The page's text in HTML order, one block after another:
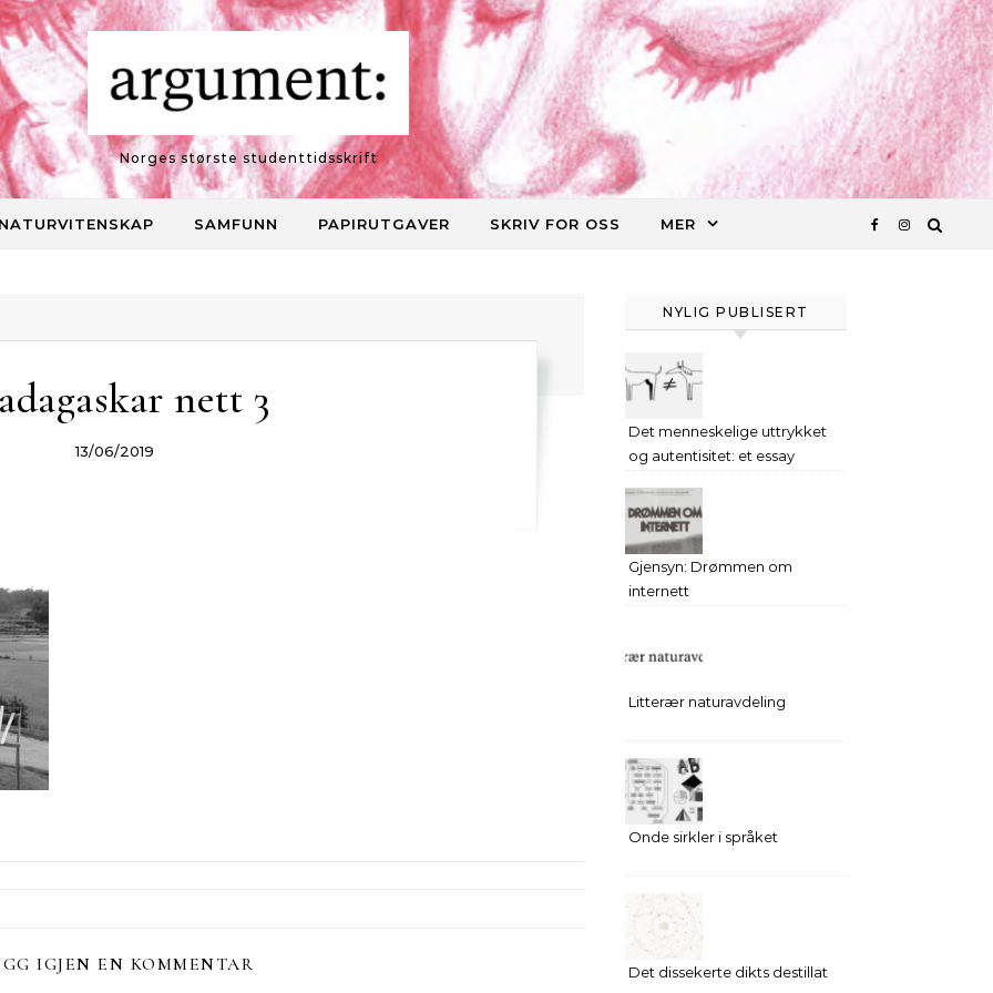
Norges største studenttidsskrift
SAMFUNN PAPIRUTGAVER SKRIV FOR OSS MER
nett 3
13/06/2019
IGJEN EN KOMMENTAR
NYLIG PUBLISERT
Det menneskelige uttrykket
og autentisitet: et essay
Gjensyn: Drømmen om
internett
Litterær naturavdeling
Onde sirkler i språket
Det dissekerte dikts destillat